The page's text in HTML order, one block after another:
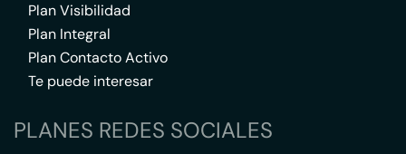
Plan Visibilidad
Plan Integral
Plan Contacto Activo
Te puede interesar
PLANES REDES SOCIALES